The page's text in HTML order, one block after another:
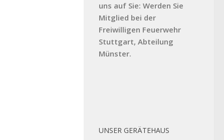
uns auf Sie: Werden Sie
Mitglied bei der
Freiwilligen Feuerwehr
Stuttgart, Abteilung
Münster.
UNSER GERÄTEHAUS